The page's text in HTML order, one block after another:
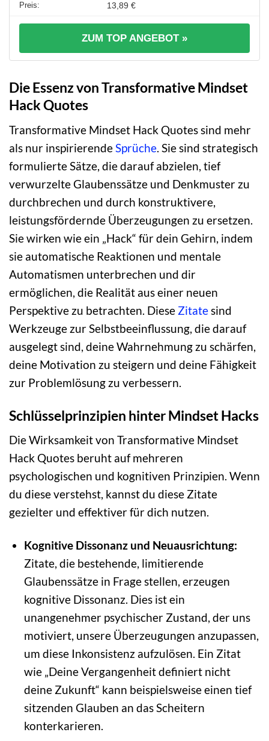
13,89 €
ZUM TOP ANGEBOT »
Die Essenz von Transformative Mindset
Hack Quotes
Transformative Mindset Hack Quotes sind mehr
als nur inspirierendeSprüche. Sie sind strategisch
formulierte Sätze, die darauf abzielen, tief
verwurzelte Glaubenssätze und Denkmuster zu
durchbrechen und durch konstruktivere,
leistungsfördernde Überzeugungen zu ersetzen.
Sie wirken wie ein „Hack“ für dein Gehirn, indem
sie automatische Reaktionen und mentale
Automatismen unterbrechen und dir
ermöglichen, die Realität aus einer neuen
Perspektive zu betrachten. Diese Zitatesind
Werkzeuge zur Selbstbeeinflussung, die darauf
ausgelegt sind, deine Wahrnehmung zu schärfen,
deine Motivation zu steigern und deine Fähigkeit
zur Problemlösung zu verbessern.
Schlüsselprinzipien hinter Mindset Hacks
Die Wirksamkeit von Transformative Mindset
Hack Quotes beruht auf mehreren
psychologischen und kognitiven Prinzipien. Wenn
du diese verstehst, kannst du diese Zitate
gezielter und effektiver für dich nutzen.
Kognitive Dissonanz und Neuausrichtung:
Zitate, die bestehende, limitierende
Glaubenssätze in Frage stellen, erzeugen
kognitive Dissonanz. Dies ist ein
unangenehmer psychischer Zustand, der uns
motiviert, unsere Überzeugungen anzupassen,
um diese Inkonsistenz aufzulösen. Ein Zitat
wie „Deine Vergangenheit definiert nicht
deine Zukunft“ kann beispielsweise einen tief
sitzenden Glauben an das Scheitern
konterkarieren.